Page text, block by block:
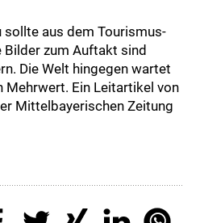
sollte aus dem Tourismus-
Bilder zum Auftakt sind
Die Welt hingegen wartet
Mehrwert. Ein Leitartikel von
Mittelbayerischen Zeitung